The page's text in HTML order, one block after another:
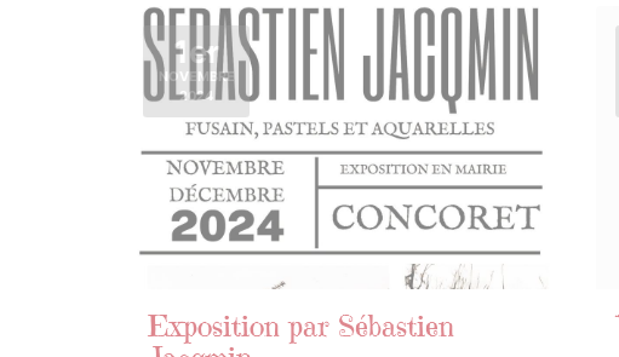
1er
NOVEMBRE
2024
Exposition par Sébastien